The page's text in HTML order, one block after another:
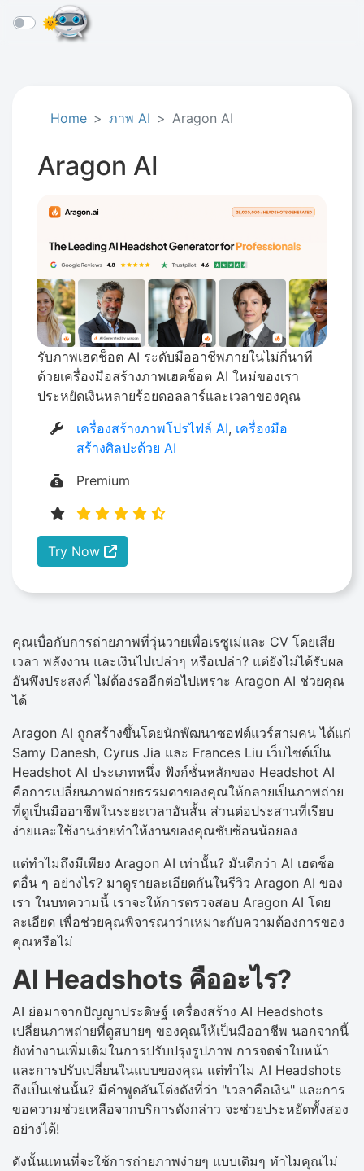
☰
Home ภาพ AI Aragon AI
Aragon AI
รับภาพเฮดช็อต AI ระดับมืออาชีพภายในไม่กี่นาที
ด้วยเครื่องมือสร้างภาพเฮดช็อต AI ใหม่ของเรา
ประหยัดเงินหลายร้อยดอลลาร์และเวลาของคุณ
เครื่องสร้างภาพโปรไฟล์ AI, เครื่องมือ
สร้างศิลปะด้วย AI
Premium
Try Now
คุณเบื่อกับการถ่ายภาพที่วุ่นวายเพื่อเรซูเม่และ CV โดยเสีย
เวลา พลังงาน และเงินไปเปล่าๆ หรือเปล่า? แต่ยังไม่ได้รับผล
อันพึงประสงค์ ไม่ต้องรออีกต่อไปเพราะ Aragon AI ช่วยคุณ
ได้
Aragon AI ถูกสร้างขึ้นโดยนักพัฒนาซอฟต์แวร์สามคน ได้แก่
Samy Danesh, Cyrus Jia และ Frances Liu เว็บไซต์เป็น
Headshot AI ประเภทหนึ่ง ฟังก์ชั่นหลักของ Headshot AI
คือการเปลี่ยนภาพถ่ายธรรมดาของคุณให้กลายเป็นภาพถ่าย
ที่ดูเป็นมืออาชีพในระยะเวลาอันสั้น ส่วนต่อประสานที่เรียบ
ง่ายและใช้งานง่ายทำให้งานของคุณซับซ้อนน้อยลง
แต่ทำไมถึงมีเพียง Aragon AI เท่านั้น? มันดีกว่า AI เฮดช็อ
ตอื่น ๆ อย่างไร? มาดูรายละเอียดกันในรีวิว Aragon AI ของ
เรา ในบทความนี้ เราจะให้การตรวจสอบ Aragon AI โดย
ละเอียด เพื่อช่วยคุณพิจารณาว่าเหมาะกับความต้องการของ
คุณหรือไม่
AI Headshots คืออะไร?
AI ย่อมาจากปัญญาประดิษฐ์ เครื่องสร้าง AI Headshots
เปลี่ยนภาพถ่ายที่ดูสบายๆ ของคุณให้เป็นมืออาชีพ นอกจากนี้
ยังทำงานเพิ่มเติมในการปรับปรุงรูปภาพ การจดจำใบหน้า
และการปรับเปลี่ยนในแบบของคุณ แต่ทำไม AI Headshots
ถึงเป็นเช่นนั้น? มีคำพูดอันโด่งดังที่ว่า "เวลาคือเงิน" และการ
ขอความช่วยเหลือจากบริการดังกล่าว จะช่วยประหยัดทั้งสอง
อย่างได้!
ดังนั้นแทนที่จะใช้การถ่ายภาพง่ายๆ แบบเดิมๆ ทำไมคุณไม่